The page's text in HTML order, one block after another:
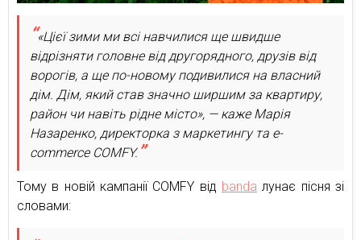
«Цієї зими ми всі навчилися ще швидше
відрізняти головне від другорядного, друзів від
ворогів, а ще по-новому подивилися на власний
дім. Дім, який став значно ширшим за квартиру,
район чи навіть рідне місто», — каже Марія
Назаренко, директорка з маркетингу та e-
commerce COMFY.
Тому в новій кампанії COMFY від banda лунає пісня зі
словами: